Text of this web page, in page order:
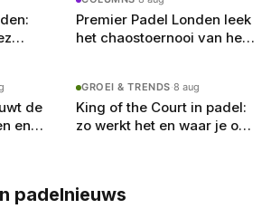
Premier Padel Londen leek
het chaostoernooi van het
de
en
GROEI & TRENDS·8 aug
King of the Court in padel:
zo werkt het en waar je op
padelnieuws